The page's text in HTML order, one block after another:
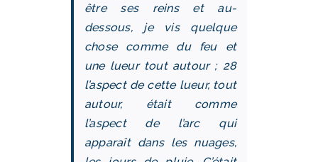
être ses reins et au-
dessous, je vis quelque
chose comme du feu et
une lueur tout autour ; 28
l’aspect de cette lueur, tout
autour, était comme
l’aspect de l’arc qui
apparaît dans les nuages,